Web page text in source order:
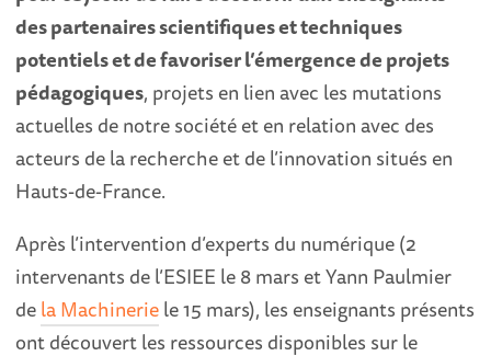
des partenaires scientifiques et techniques
potentiels et de favoriser l’émergence de projets
pédagogiques, projets en lien avec les mutations
actuelles de notre société et en relation avec des
acteurs de la recherche et de l’innovation situés en
Hauts-de-France.
Après l’intervention d’experts du numérique (2
intervenants de l’ESIEE le 8 mars et Yann Paulmier
dela Machineriele 15 mars), les enseignants présents
ont découvert les ressources disponibles sur le